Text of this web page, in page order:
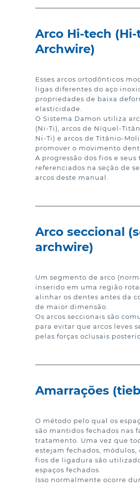
Arco Hi-tech (Hi-
Archwire)
Esses arcos ortodônticos
ligas diferentes do aço
propriedades de baixa
elasticidade.
O Sistema Damon utiliza
(Ni-Ti), arcos de Níquel-
Ni-Ti) e arcos de Titânio-
promover o movimento
A progressão dos fios e seus
referenciados na seção de
arcos deste manual.
Arco seccional
archwire)
Um segmento de arco
inserido em uma região
alinhar os dentes antes da
de maior dimensão.
Os arcos seccionais são
para evitar que arcos leves
pelas forças oclusais
Amarrações
O método pelo qual os
são mantidos fechados nas
tratamento. Uma vez que
estejam fechados, módulos,
fios de ligadura são
espaços fechados.
Isso normalmente ocorre